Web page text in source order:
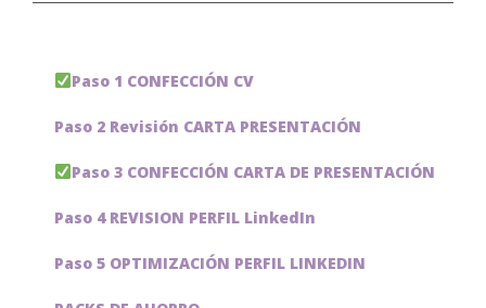
Paso 1 CONFECCIÓN CV
Paso 2 Revisión CARTA PRESENTACIÓN
Paso 3 CONFECCIÓN CARTA DE PRESENTACIÓN
Paso 4 REVISION PERFIL LinkedIn
Paso 5 OPTIMIZACIÓN PERFIL LINKEDIN